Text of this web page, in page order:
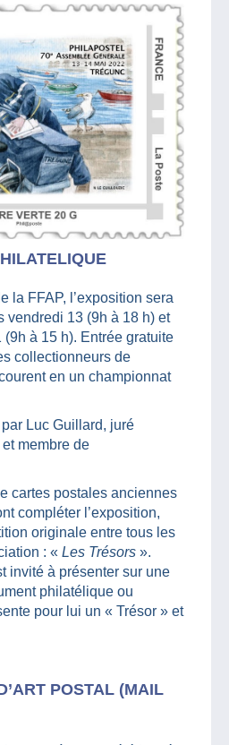
la FFAP, l’exposition sera
vendredi 13 (9h à 18 h) et
à 15 h). Entrée gratuite
collectionneurs de
en un championnat
Luc Guillard, juré
membre de
cartes postales anciennes
compléter l’exposition,
originale entre tous les
: « Les Trésors ».
invité à présenter sur une
philatélique ou
pour lui un « Trésor » et
POSTAL (MAIL